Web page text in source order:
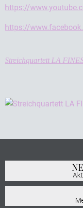
https://
https://
Streichquartett LA